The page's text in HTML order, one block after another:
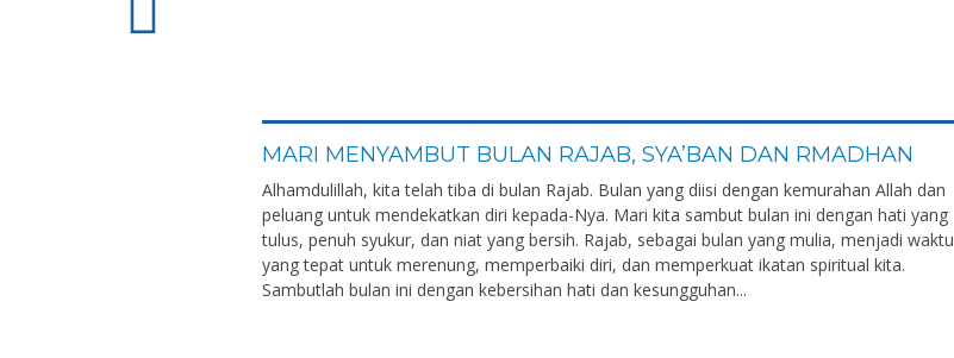
MARI MENYAMBUT BULAN RAJAB, SYA’BAN DAN RMADHAN
Alhamdulillah, kita telah tiba di bulan Rajab. Bulan yang diisi dengan kemurahan Allah dan
peluang untuk mendekatkan diri kepada-Nya. Mari kita sambut bulan ini dengan hati yang
tulus, penuh syukur, dan niat yang bersih. Rajab, sebagai bulan yang mulia, menjadi waktu
yang tepat untuk merenung, memperbaiki diri, dan memperkuat ikatan spiritual kita.
Sambutlah bulan ini dengan kebersihan hati dan kesungguhan...